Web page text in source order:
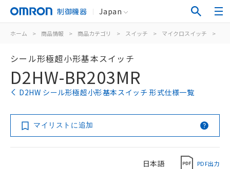
制御機器 Japan
ホーム > 商品情報 > 商品カテゴリ > スイッチ > マイクロスイッチ >
シール形極超小形基本スイッチ
D2HW-BR203MR
D2HW シール形極超小形基本スイッチ 形式仕様一覧
マイリストに追加
日本語 PDF出力